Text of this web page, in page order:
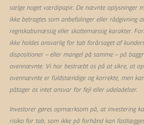
sælge noget værdipapir. De nævnte oplysninger
ikke betragtes som anbefalinger eller rådgivning
regnskabsmæssig eller skattemæssig karakter.
ikke holdes ansvarlig for tab forårsaget af
dispositioner – eller mangel på samme – på
ovennævnte. Vi har bestræbt os på at sikre, at
ovennævnte er fuldstændige og korrekte, men
påtager os intet ansvar for fejl eller udeladelser.
Investorer gøres opmærksom på, at investering
risiko for tab, som ikke på forhånd kan